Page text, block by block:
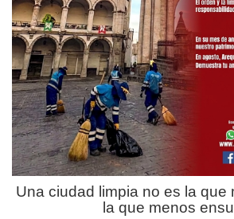
Una ciudad limpia no es la que
la que menos